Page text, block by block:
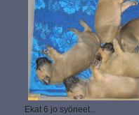
Ekat 6 jo syöneet...